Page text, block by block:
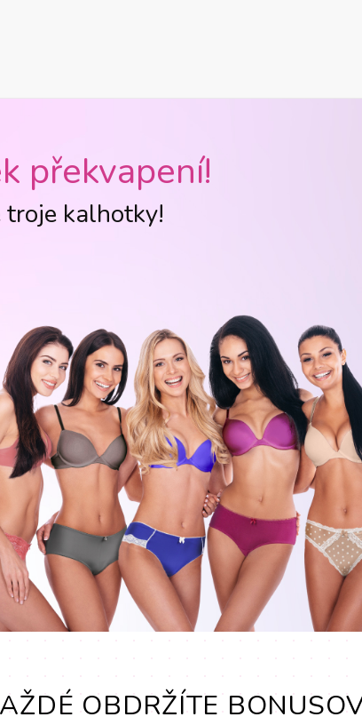
překvapení!
troje kalhotky!
OBDRŽÍTE